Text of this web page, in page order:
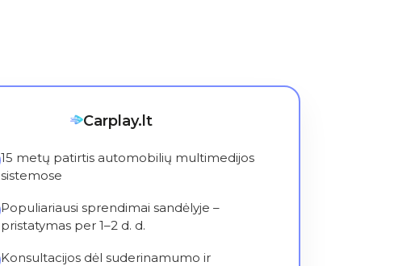
Carplay.lt
15 metų patirtis automobilių multimedijos
sistemose
Populiariausi sprendimai sandėlyje –
pristatymas per 1–2 d. d.
Konsultacijos dėl suderinamumo ir